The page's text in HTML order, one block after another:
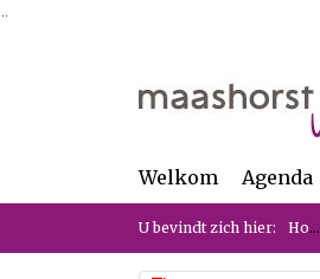
Welkom Agenda
U bevindt zich hier: Home